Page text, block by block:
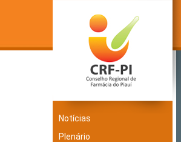
Notícias
Plenário